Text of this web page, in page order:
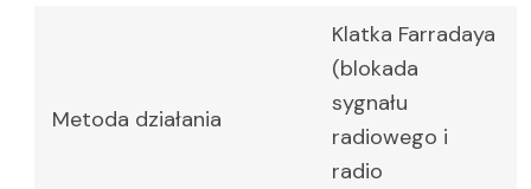
Metoda działania
Klatka Farradaya
(blokada
sygnału
radiowego i
radio